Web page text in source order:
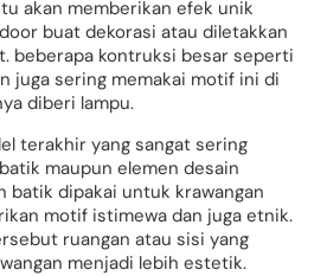
akan memberikan efek unik
buat dekorasi atau diletakkan
beberapa kontruksi besar seperti
juga sering memakai motif ini di
diberi lampu.
terakhir yang sangat sering
maupun elemen desain
batik dipakai untuk krawangan
motif istimewa dan juga etnik.
ruangan atau sisi yang
menjadi lebih estetik.